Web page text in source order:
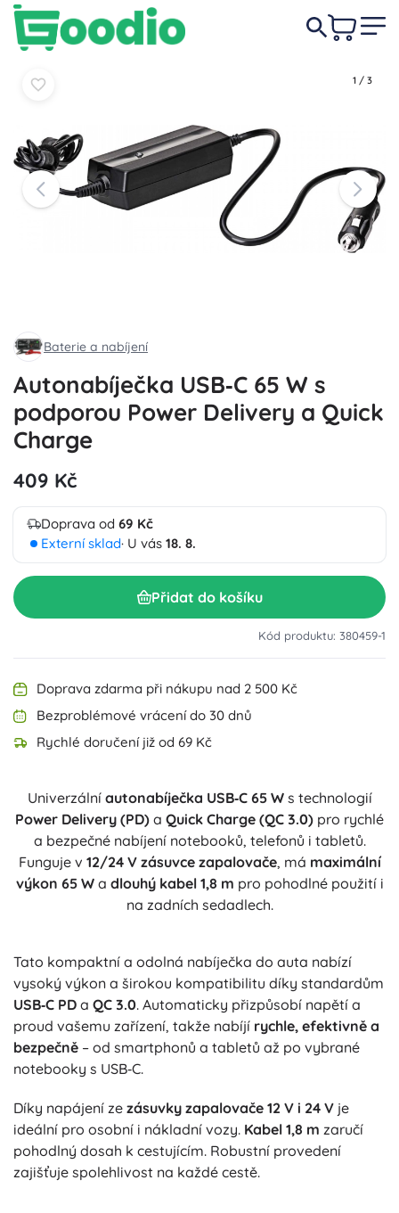
1 / 3
Baterie a nabíjení
Autonabíječka USB‑C 65 W s
podporou Power Delivery a Quick
Charge
409 Kč
Doprava od 69 Kč
Externí sklad· U vás 18. 8.
Přidat do košíku
Kód produktu: 380459-1
Doprava zdarma při nákupu nad 2 500 Kč
Bezproblémové vrácení do 30 dnů
Rychlé doručení již od 69 Kč
Univerzální autonabíječka USB‑C 65 Ws technologií
Power Delivery (PD) a Quick Charge (QC 3.0) pro rychlé
a bezpečné nabíjení notebooků, telefonů i tabletů.
Funguje v 12/24 V zásuvce zapalovače, má maximální
výkon 65 Wa dlouhý kabel 1,8 m pro pohodlné použití i
na zadních sedadlech.
Tato kompaktní a odolná nabíječka do auta nabízí
vysoký výkon a širokou kompatibilitu díky standardům
USB‑C PD a QC 3.0. Automaticky přizpůsobí napětí a
proud vašemu zařízení, takže nabíjí rychle, efektivně a
bezpečně – od smartphonů a tabletů až po vybrané
notebooky s USB‑C.
Díky napájení ze zásuvky zapalovače 12 V i 24 V je
ideální pro osobní i nákladní vozy. Kabel 1,8 m zaručí
pohodlný dosah k cestujícím. Robustní provedení
zajišťuje spolehlivost na každé cestě.
409 Kč Do košíku